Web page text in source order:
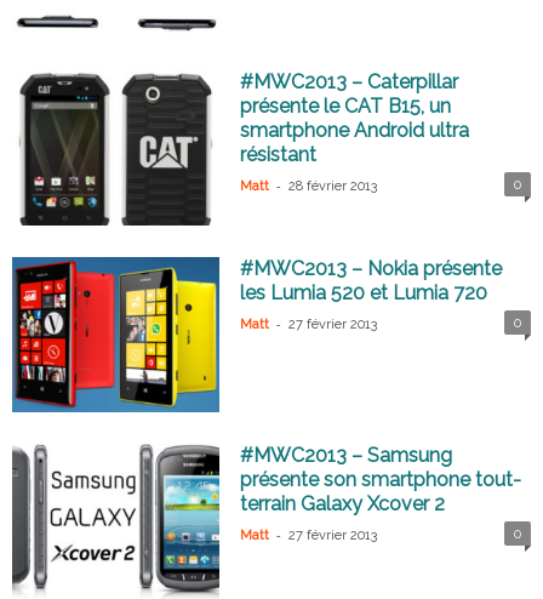
#MWC2013 – Caterpillar
présente le CAT B15, un
smartphone Android ultra
résistant
Matt - 28 février 2013 0
#MWC2013 – Nokia présente
les Lumia 520 et Lumia 720
Matt - 27 février 2013 0
#MWC2013 – Samsung
présente son smartphone tout-
terrain Galaxy Xcover 2
Matt - 27 février 2013 0